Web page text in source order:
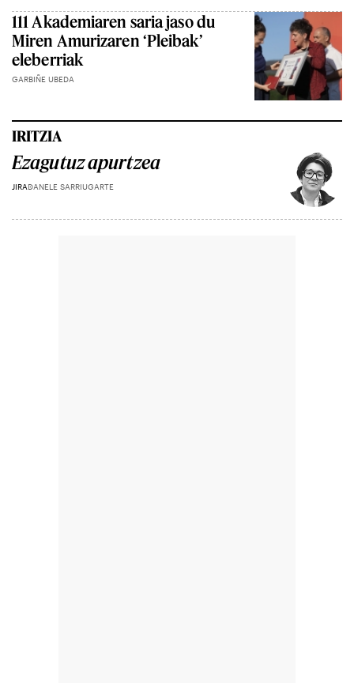
111 Akademiaren saria jaso du
Miren Amurizaren ‘Pleibak’
eleberriak
GARBIÑE UBEDA
IRITZIA
Ezagutuz apurtzea
JIRADANELE SARRIUGARTE